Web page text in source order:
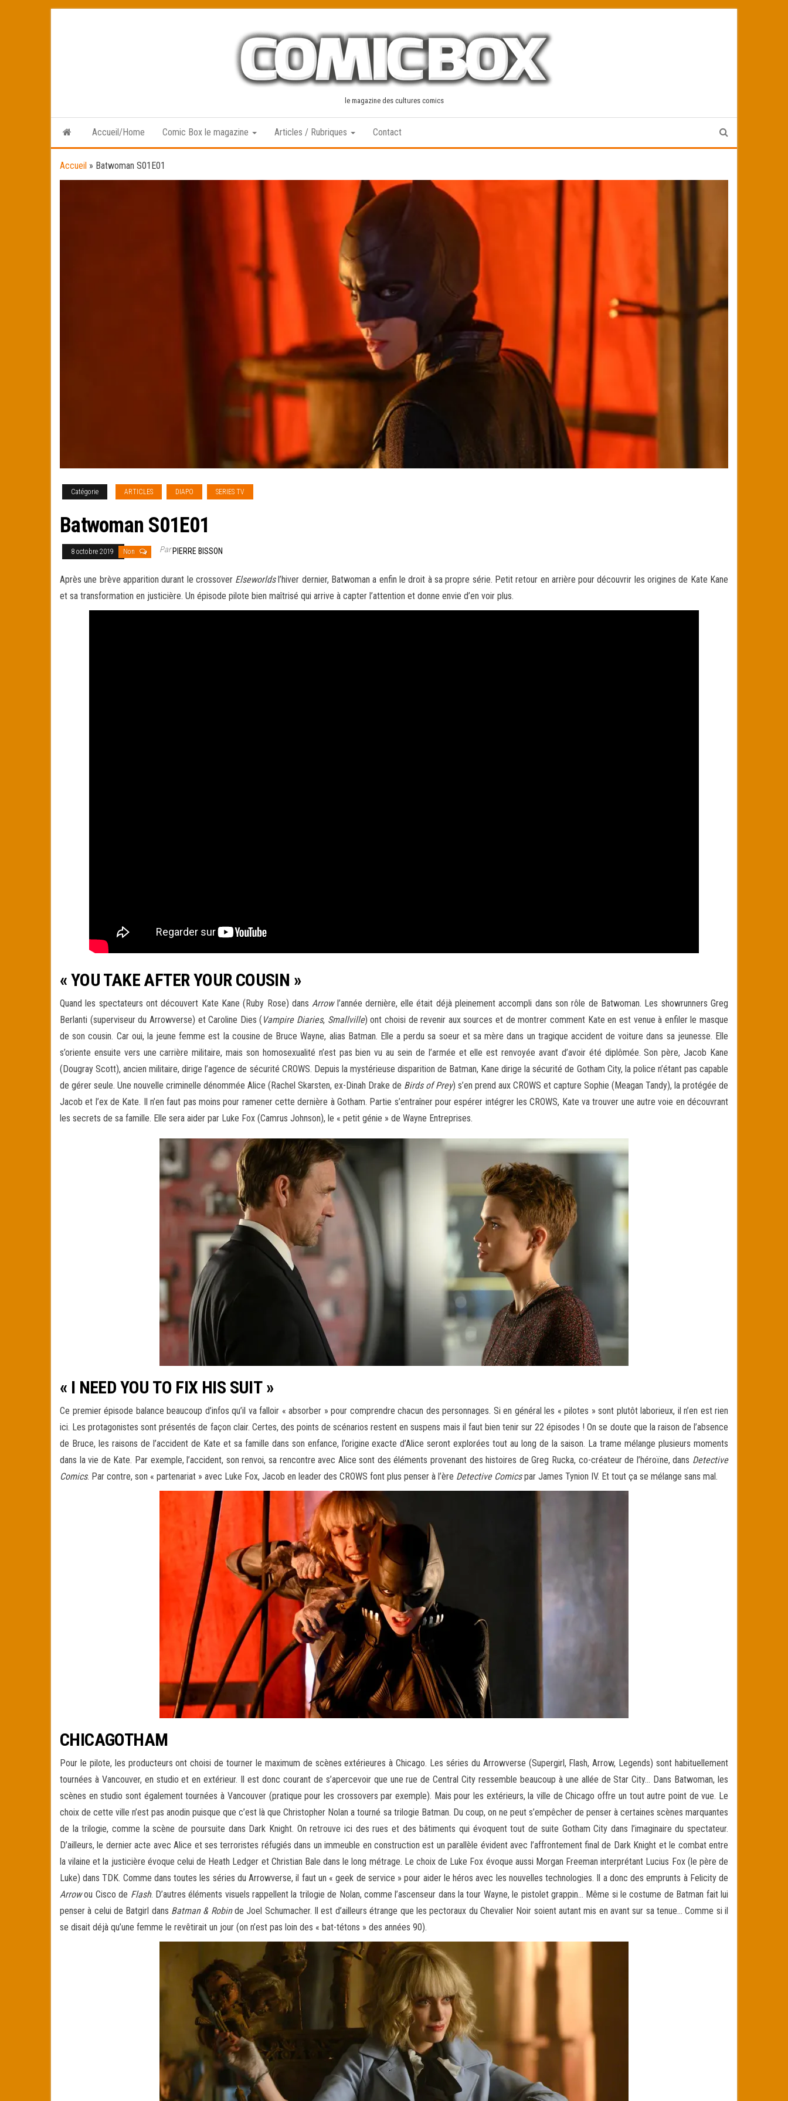
le magazine des cultures comics
Accueil/Home Comic Box le magazine Articles / Rubriques Contact
Accueil » Batwoman S01E01
Catégorie ARTICLES DIAPO SERIES TV
Batwoman S01E01
8 octobre 2019 Non ParPIERRE BISSON
Après une brève apparition durant le crossover Elseworldsl’hiver dernier, Batwoman a enfin le droit à sa propre série. Petit retour en arrière pour découvrir les origines de Kate Kane
et sa transformation en justicière. Un épisode pilote bien maîtrisé qui arrive à capter l’attention et donne envie d’en voir plus.
« YOU TAKE AFTER YOUR COUSIN »
Quand les spectateurs ont découvert Kate Kane (Ruby Rose) dans Arrowl’année dernière, elle était déjà pleinement accompli dans son rôle de Batwoman. Les showrunners Greg
Berlanti (superviseur du Arrowverse) et Caroline Dies (Vampire Diaries, Smallville) ont choisi de revenir aux sources et de montrer comment Kate en est venue à enfiler le masque
de son cousin. Car oui, la jeune femme est la cousine de Bruce Wayne, alias Batman. Elle a perdu sa soeur et sa mère dans un tragique accident de voiture dans sa jeunesse. Elle
s’oriente ensuite vers une carrière militaire, mais son homosexualité n’est pas bien vu au sein de l’armée et elle est renvoyée avant d’avoir été diplômée. Son père, Jacob Kane
(Dougray Scott), ancien militaire, dirige l’agence de sécurité CROWS. Depuis la mystérieuse disparition de Batman, Kane dirige la sécurité de Gotham City, la police n’étant pas capable
de gérer seule. Une nouvelle criminelle dénommée Alice (Rachel Skarsten, ex-Dinah Drake de Birds of Prey) s’en prend aux CROWS et capture Sophie (Meagan Tandy), la protégée de
Jacob et l’ex de Kate. Il n’en faut pas moins pour ramener cette dernière à Gotham. Partie s’entraîner pour espérer intégrer les CROWS, Kate va trouver une autre voie en découvrant
les secrets de sa famille. Elle sera aider par Luke Fox (Camrus Johnson), le « petit génie » de Wayne Entreprises.
« I NEED YOU TO FIX HIS SUIT »
Ce premier épisode balance beaucoup d’infos qu’il va falloir « absorber » pour comprendre chacun des personnages. Si en général les « pilotes » sont plutôt laborieux, il n’en est rien
ici. Les protagonistes sont présentés de façon clair. Certes, des points de scénarios restent en suspens mais il faut bien tenir sur 22 épisodes ! On se doute que la raison de l’absence
de Bruce, les raisons de l’accident de Kate et sa famille dans son enfance, l’origine exacte d’Alice seront explorées tout au long de la saison. La trame mélange plusieurs moments
dans la vie de Kate. Par exemple, l’accident, son renvoi, sa rencontre avec Alice sont des éléments provenant des histoires de Greg Rucka, co-créateur de l’héroïne, dans Detective
Comics. Par contre, son « partenariat » avec Luke Fox, Jacob en leader des CROWS font plus penser à l’ère Detective Comicspar James Tynion IV. Et tout ça se mélange sans mal.
CHICAGOTHAM
Pour le pilote, les producteurs ont choisi de tourner le maximum de scènes extérieures à Chicago. Les séries du Arrowverse (Supergirl, Flash, Arrow, Legends) sont habituellement
tournées à Vancouver, en studio et en extérieur. Il est donc courant de s’apercevoir que une rue de Central City ressemble beaucoup à une allée de Star City… Dans Batwoman, les
scènes en studio sont également tournées à Vancouver (pratique pour les crossovers par exemple). Mais pour les extérieurs, la ville de Chicago offre un tout autre point de vue. Le
choix de cette ville n’est pas anodin puisque que c’est là que Christopher Nolan a tourné sa trilogie Batman. Du coup, on ne peut s’empêcher de penser à certaines scènes marquantes
de la trilogie, comme la scène de poursuite dans Dark Knight. On retrouve ici des rues et des bâtiments qui évoquent tout de suite Gotham City dans l’imaginaire du spectateur.
D’ailleurs, le dernier acte avec Alice et ses terroristes réfugiés dans un immeuble en construction est un parallèle évident avec l’affrontement final de Dark Knight et le combat entre
la vilaine et la justicière évoque celui de Heath Ledger et Christian Bale dans le long métrage. Le choix de Luke Fox évoque aussi Morgan Freeman interprétant Lucius Fox (le père de
Luke) dans TDK. Comme dans toutes les séries du Arrowverse, il faut un « geek de service » pour aider le héros avec les nouvelles technologies. Il a donc des emprunts à Felicity de
Arrowou Cisco de Flash. D’autres éléments visuels rappellent la trilogie de Nolan, comme l’ascenseur dans la tour Wayne, le pistolet grappin… Même si le costume de Batman fait lui
penser à celui de Batgirl dans Batman & Robinde Joel Schumacher. Il est d’ailleurs étrange que les pectoraux du Chevalier Noir soient autant mis en avant sur sa tenue… Comme si il
se disait déjà qu’une femme le revêtirait un jour (on n’est pas loin des « bat-tétons » des années 90).